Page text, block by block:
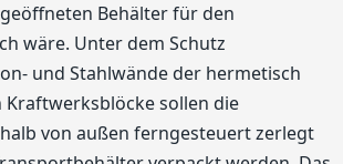
Behälter für den
wäre. Unter dem Schutz
und Stahlwände der hermetisch
Kraftwerksblöcke sollen die
von außen ferngesteuert zerlegt